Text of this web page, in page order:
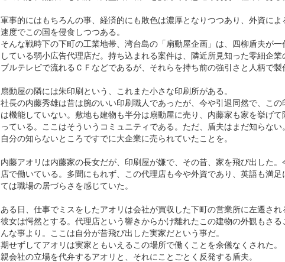
軍事的にはもちろんの事、経済的にも敗色は濃厚となりつつあり、外資に
速度でこの国を侵食しつつある。
そんな戦時下の下町の工業地帯、湾台島の「扇動屋企画」は、四柳盾夫が一
している弱小広告代理店だ。持ち込まれる案件は、隣近所見知った零細企
ブルテレビで流れるＣＦなどであるが、それらを持ち前の強引さと人柄で製
扇動屋の隣には朱印刷という、これまた小さな印刷所がある。
社長の内藤秀雄は昔は腕のいい印刷職人であったが、今や引退同然で、この
は機能していない。敷地も建物も半分は扇動屋に売り、内藤家も家を挙げ
っている。ここはそういうコミュニティである。ただ、盾夫はまだ知らない
自分の知らないところですでに大企業に売られていたことを。
内藤アオリは内藤家の長女だが、印刷屋が嫌で、その昔、家を飛び出した
店で働いている。多聞にもれず、この代理店も今や外資であり、英語も満足
ては職場の居づらさを感じていた。
ある日、仕事でミスをしたアオリは会社が買収した下町の営業所に左遷され
彼女は愕然とする。代理店という響きからかけ離れたこの建物の外観もさる
んな事より。ここは自分が昔飛び出した実家だという事だ。
期せずしてアオリは実家ともいえるこの場所で働くことを余儀なくされた。
親会社の立場を代弁するアオリと、それにことごとく反発する盾夫。